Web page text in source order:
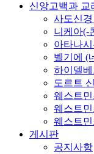
신앙고백과 교
사도신경
니케아(-
아타나시
벨기에 (
하이델
도르트
웨스트
웨스트
웨스트
게시판
공지사항